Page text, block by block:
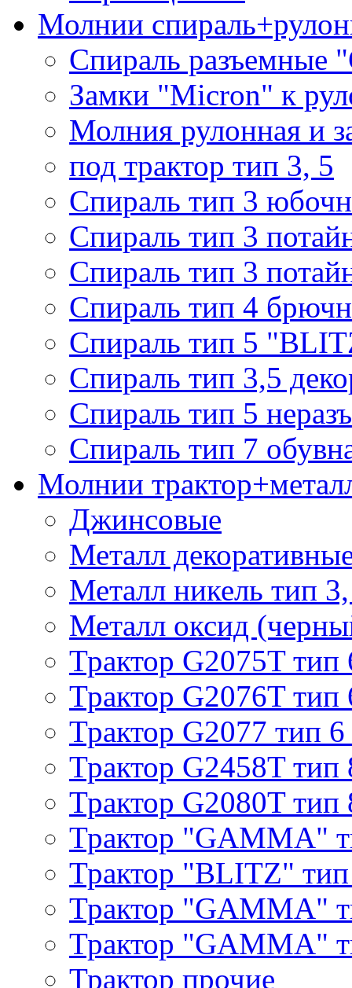
Молнии
Спираль разъемные
Замки "Micron" к
Молния рулонная и
под трактор тип 3, 5
Спираль тип 3
Спираль тип 3
Спираль тип 3
Спираль тип 4
Спираль тип 5
Спираль тип 3,5
Спираль тип 5
Спираль тип 7
Молнии
Джинсовые
Металл
Металл никель тип
Металл оксид
Трактор G2075T тип
Трактор G2076T тип
Трактор G2077 тип 6
Трактор G2458T тип
Трактор G2080T тип
Трактор "GAMMA"
Трактор "BLITZ"
Трактор "GAMMA"
Трактор "GAMMA"
Трактор прочие